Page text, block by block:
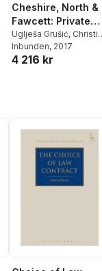
Cheshire, North &
Fawcett: Private
International Law
Uglješa Grušić,
Heinze,Louise
Alex Mills,
Torremans,James J.
Fawcett
Inbunden, 2017
4 216 kr